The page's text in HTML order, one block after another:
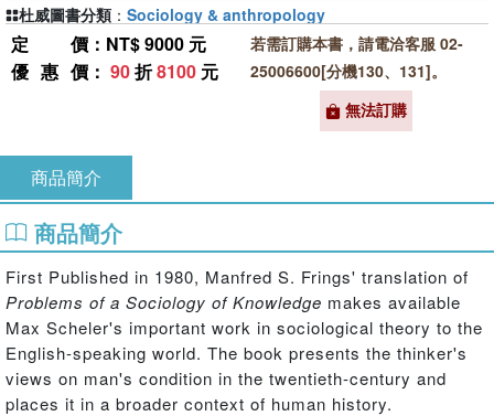
定價 ：NT$ 9000 元
優惠價 ： 90折8100 元
若需訂購本書，請電洽客服 02-
25006600[分機130、131]。
無法訂購
杜威圖書分類 ： Sociology & anthropology
商品簡介
商品簡介
First Published in 1980, Manfred S. Frings' translation of
Problems of a Sociology of Knowledge makes available
Max Scheler's important work in sociological theory to the
English-speaking world. The book presents the thinker's
views on man's condition in the twentieth-century and
places it in a broader context of human history.